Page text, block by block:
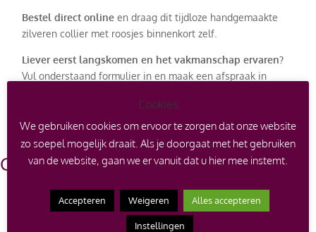
Bestel direct online en draag dit tijdloze handgemaakte
zilveren collier met roosjes binnenkort zelf.
Liever eerst langskomen en het vakmanschap ervaren?
Vul onderstaand formulier in en maak een afspraak in
van dichtbij te ontdekken.
Gerelateerde producten
Cookies
We gebruiken cookies om ervoor te zorgen dat onze website
zo soepel mogelijk draait. Als je doorgaat met het gebruiken
van de website, gaan we er vanuit dat u hier mee instemt.
Accepteren Weigeren Alles accepteren
Instellingen